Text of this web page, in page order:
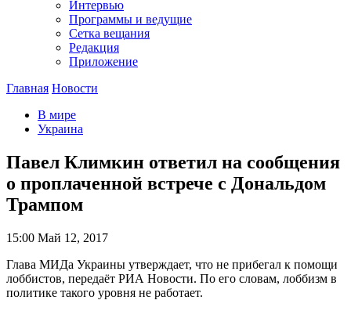
Интервью
Программы и ведущие
Сетка вещания
Редакция
Приложение
Главная Новости
В мире
Украина
Павел Климкин ответил на сообщения
о проплаченной встрече с Дональдом
Трампом
15:00 Май 12, 2017
Глава МИДа Украины утверждает, что не прибегал к помощи
лоббистов, передаёт РИА Новости. По его словам, лоббизм в
политике такого уровня не работает.